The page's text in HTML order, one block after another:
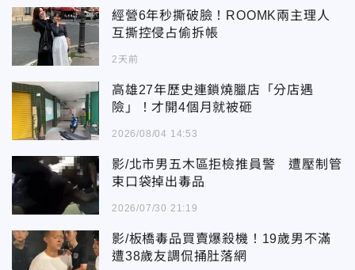
經營6年秒撕破臉！ROOMK兩主理人
互撕控侵占偷拆帳
2天前
高雄27年歷史連鎖燒臘店「分店遇
險」！才開4個月就被砸
2026/08/04 14:53
影/北市男五木區拒檢推員警 遭壓制管
束口袋掉出毒品
2026/07/30 21:19
影/板橋毒品買賣爆殺機！19歲男不滿
遭38歲友調侃捅肚落網